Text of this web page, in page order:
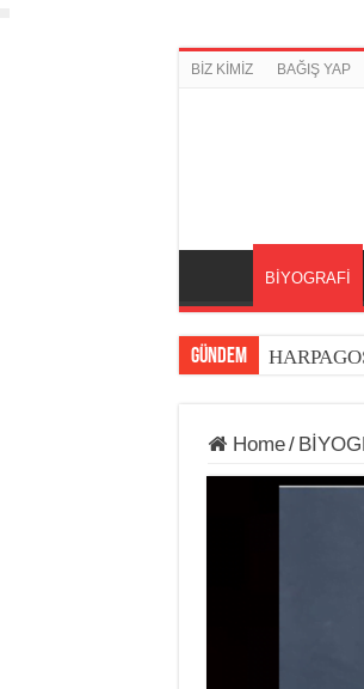
BİZ KİMİZ BAĞIŞ YAP
BİYOGRAFİ
GÜNDEM
Home/